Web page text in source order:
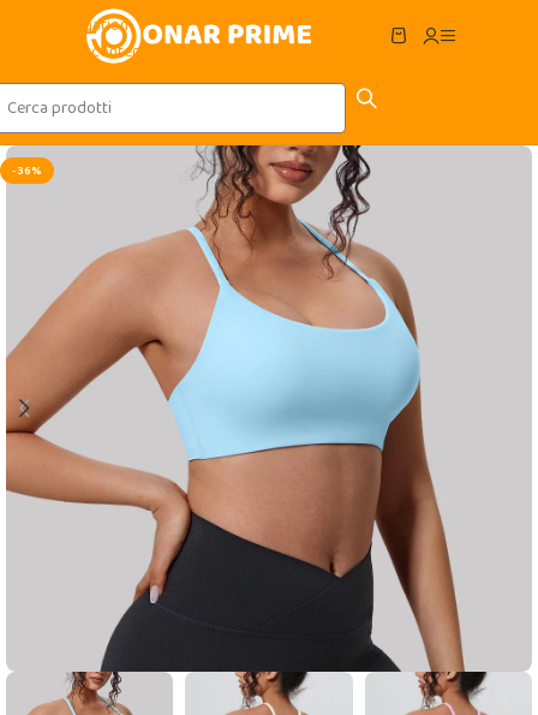
Skip to navigation
Skip to main content
-36%